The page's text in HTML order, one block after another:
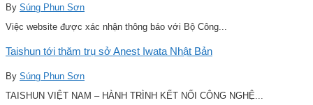
By Súng Phun Sơn
Việc website được xác nhận thông báo với Bộ Công...
Taishun tới thăm trụ sở Anest Iwata Nhật Bản
By Súng Phun Sơn
TAISHUN VIỆT NAM – HÀNH TRÌNH KẾT NỐI CÔNG NGHỆ...